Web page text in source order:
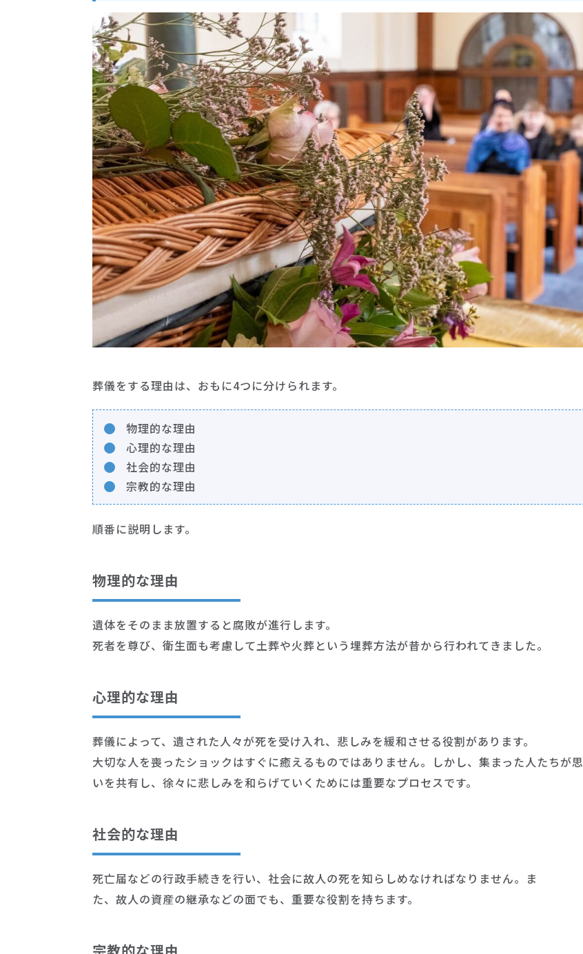
葬儀をする理由は、おもに4つに分けられます。
物理的な理由
心理的な理由
社会的な理由
宗教的な理由
順番に説明します。
物理的な理由
遺体をそのまま放置すると腐敗が進行します。
死者を尊び、衛生面も考慮して土葬や火葬という埋葬方法が昔から行われてきました。
心理的な理由
葬儀によって、遺された人々が死を受け入れ、悲しみを緩和させる役割があります。
大切な人を喪ったショックはすぐに癒えるものではありません。しかし、集まった人たちが思
いを共有し、徐々に悲しみを和らげていくためには重要なプロセスです。
社会的な理由
死亡届などの行政手続きを行い、社会に故人の死を知らしめなければなりません。ま
た、故人の資産の継承などの面でも、重要な役割を持ちます。